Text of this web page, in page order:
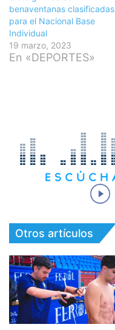
benaventanas clasificadas
para el Nacional Base
Individual
19 marzo, 2023
En «DEPORTES»
Otros artículos